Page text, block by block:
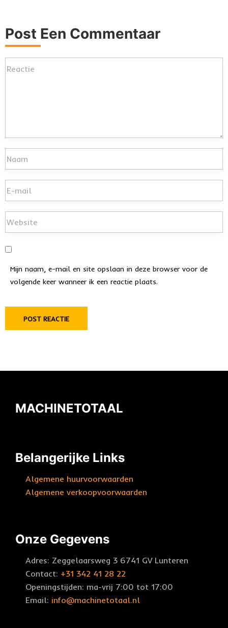
Post Een Commentaar
Mijn naam, e-mail en site opslaan in deze browser voor de
volgende keer wanneer ik een reactie plaats.
MACHINETOTAAL
Belangerijke Links
Algemene huurvoorwaarden
Algemene verkoopvoorwaarden
Onze Gegevens
Adres: Zeggelaarsweg 3 6741 GV Lunteren
Contact: +31 342 41 28 22
Openingstijden: ma-vrij 7:00 tot 17:00
Email: info@machinetotaal.nl